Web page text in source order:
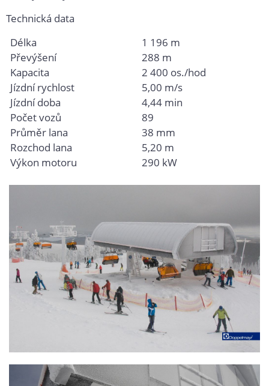
Technická data
Délka
1 196 m
Převýšení
288 m
Kapacita
2 400 os./hod
Jízdní rychlost
5,00 m/s
Jízdní doba
4,44 min
Počet vozů
89
Průměr lana
38 mm
Rozchod lana
5,20 m
Výkon motoru
290 kW